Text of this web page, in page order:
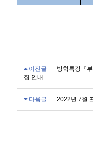
이전글
방학특강『
집 안내
다음글 2022년 7월